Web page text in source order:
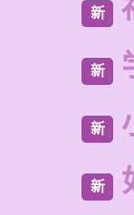
新
新
新
新